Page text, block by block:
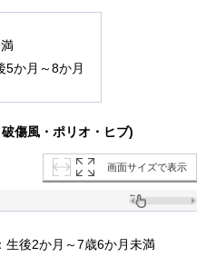
5か月～8か月
傷風・ポリオ・ヒブ)
画面サイズで表示
生後2か月～7歳6か月未満